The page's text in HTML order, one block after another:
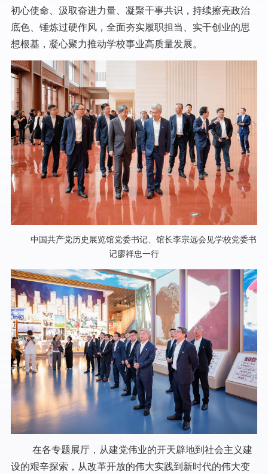
初心使命、汲取奋进力量、凝聚干事共识，持续擦亮政治
底色、锤炼过硬作风，全面夯实履职担当、实干创业的思
想根基，凝心聚力推动学校事业高质量发展。
中国共产党历史展览馆党委书记、馆长李宗远会见学校党委书
记廖祥忠一行
在各专题展厅，从建党伟业的开天辟地到社会主义建
设的艰辛探索，从改革开放的伟大实践到新时代的伟大变